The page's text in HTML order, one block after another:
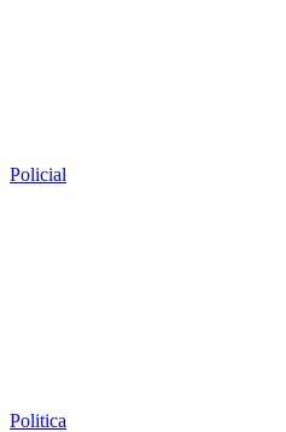
Policial
Politica